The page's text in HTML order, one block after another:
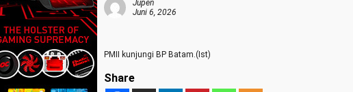
Jupen
Juni 6, 2026
PMII kunjungi BP Batam.(Ist)
Share